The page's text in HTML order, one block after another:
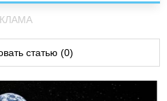
статью (0)